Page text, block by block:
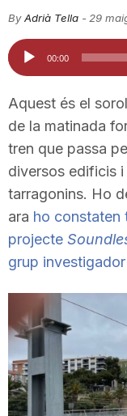
i
t
a
e
T
By Adrià Tella - 29
Reproductor
d'àudio
00:00
Aquest és el
de la matinada
tren que passa
diversos edificis i
tarragonins. Ho
ara ho constaten
projecte
grup